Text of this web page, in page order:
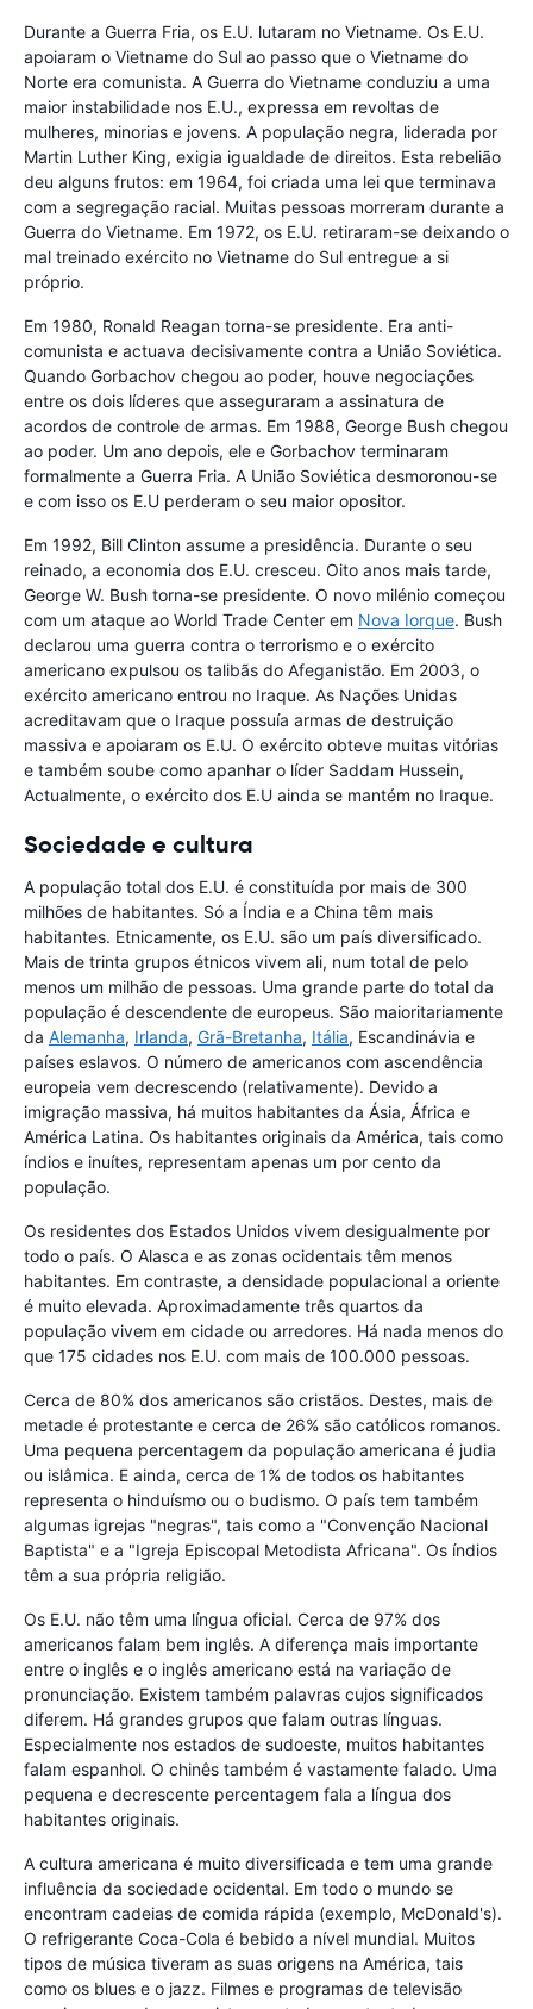
Durante a Guerra Fria, os E.U. lutaram no Vietname. Os E.U.
apoiaram o Vietname do Sul ao passo que o Vietname do
Norte era comunista. A Guerra do Vietname conduziu a uma
maior instabilidade nos E.U., expressa em revoltas de
mulheres, minorias e jovens. A população negra, liderada por
Martin Luther King, exigia igualdade de direitos. Esta rebelião
deu alguns frutos: em 1964, foi criada uma lei que terminava
com a segregação racial. Muitas pessoas morreram durante a
Guerra do Vietname. Em 1972, os E.U. retiraram-se deixando o
mal treinado exército no Vietname do Sul entregue a si
próprio.
Em 1980, Ronald Reagan torna-se presidente. Era anti-
comunista e actuava decisivamente contra a União Soviética.
Quando Gorbachov chegou ao poder, houve negociações
entre os dois líderes que asseguraram a assinatura de
acordos de controle de armas. Em 1988, George Bush chegou
ao poder. Um ano depois, ele e Gorbachov terminaram
formalmente a Guerra Fria. A União Soviética desmoronou-se
e com isso os E.U perderam o seu maior opositor.
Em 1992, Bill Clinton assume a presidência. Durante o seu
reinado, a economia dos E.U. cresceu. Oito anos mais tarde,
George W. Bush torna-se presidente. O novo milénio começou
com um ataque ao World Trade Center em Nova Iorque. Bush
declarou uma guerra contra o terrorismo e o exército
americano expulsou os talibãs do Afeganistão. Em 2003, o
exército americano entrou no Iraque. As Nações Unidas
acreditavam que o Iraque possuía armas de destruição
massiva e apoiaram os E.U. O exército obteve muitas vitórias
e também soube como apanhar o líder Saddam Hussein,
Actualmente, o exército dos E.U ainda se mantém no Iraque.
Sociedade e cultura
A população total dos E.U. é constituída por mais de 300
milhões de habitantes. Só a Índia e a China têm mais
habitantes. Etnicamente, os E.U. são um país diversificado.
Mais de trinta grupos étnicos vivem ali, num total de pelo
menos um milhão de pessoas. Uma grande parte do total da
população é descendente de europeus. São maioritariamente
da Alemanha, Irlanda, Grã-Bretanha, Itália, Escandinávia e
países eslavos. O número de americanos com ascendência
europeia vem decrescendo (relativamente). Devido a
imigração massiva, há muitos habitantes da Ásia, África e
América Latina. Os habitantes originais da América, tais como
índios e inuítes, representam apenas um por cento da
população.
Os residentes dos Estados Unidos vivem desigualmente por
todo o país. O Alasca e as zonas ocidentais têm menos
habitantes. Em contraste, a densidade populacional a oriente
é muito elevada. Aproximadamente três quartos da
população vivem em cidade ou arredores. Há nada menos do
que 175 cidades nos E.U. com mais de 100.000 pessoas.
Cerca de 80% dos americanos são cristãos. Destes, mais de
metade é protestante e cerca de 26% são católicos romanos.
Uma pequena percentagem da população americana é judia
ou islâmica. E ainda, cerca de 1% de todos os habitantes
representa o hinduísmo ou o budismo. O país tem também
algumas igrejas "negras", tais como a "Convenção Nacional
Baptista" e a "Igreja Episcopal Metodista Africana". Os índios
têm a sua própria religião.
Os E.U. não têm uma língua oficial. Cerca de 97% dos
americanos falam bem inglês. A diferença mais importante
entre o inglês e o inglês americano está na variação de
pronunciação. Existem também palavras cujos significados
diferem. Há grandes grupos que falam outras línguas.
Especialmente nos estados de sudoeste, muitos habitantes
falam espanhol. O chinês também é vastamente falado. Uma
pequena e decrescente percentagem fala a língua dos
habitantes originais.
A cultura americana é muito diversificada e tem uma grande
influência da sociedade ocidental. Em todo o mundo se
encontram cadeias de comida rápida (exemplo, McDonald's).
O refrigerante Coca-Cola é bebido a nível mundial. Muitos
tipos de música tiveram as suas origens na América, tais
como os blues e o jazz. Filmes e programas de televisão